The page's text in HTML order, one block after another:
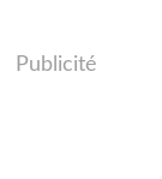
Publicité